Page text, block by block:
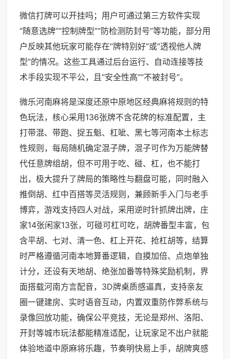
微信打牌可以开挂吗；用户可通过第三方软件实现
“随意选牌”“控制牌型”“防检测防封号”等功能，部分用
户反映其他玩家可能存在“牌特别好”或“透视他人牌
型”的情况。这些工具通过后台运行、自动连接等技
术手段实现不平公，且“安全性高”“不被封号”。
微乐河南麻将是深度还原中原地区经典麻将规则的特
色玩法，核心采用136张牌不含花牌的标准配置，主
打带混、带跑、捉五魁、杠呲、黑七等河南本土标志
性规则，每局随机确定混子牌，混子可作为万能牌替
代任意牌组胡，但不可用于吃、碰、杠，也不能打
出，极大提升了牌局的策略性与翻盘可能，同时融入
推倒胡、红中百搭等灵活规则，兼顾新手入门与老手
博弈，游戏支持四人对战，采用逆时针抓牌出牌，庄
家14张闲家13张，可碰可杠可吃，胡牌番型丰富，包
含平胡、七对、清一色、杠上开花、抢杠胡等，结算
时严格遵循河南本地算番逻辑，自摸加倍、点炮单独
计分，还设有天地胡、绝张加番等特殊奖励机制，界
面搭载河南方言配音，3D牌桌质感逼真，支持亲友
圈一键建房、实时语音互动，内置双重防作弊系统与
录像回放功能，确保公平竞技，无论是郑州、洛阳、
开封等城市玩法都能精准适配，让玩家足不出户就能
体验地道中原麻将乐趣，节奏明快易上手，胡牌爽感